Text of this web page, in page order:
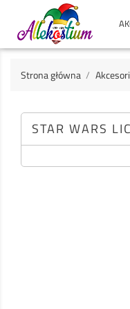
Strona główna
STAR WARS